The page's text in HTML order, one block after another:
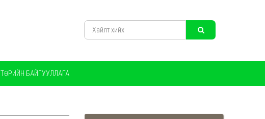
ТӨРИЙН БАЙГУУЛЛАГА